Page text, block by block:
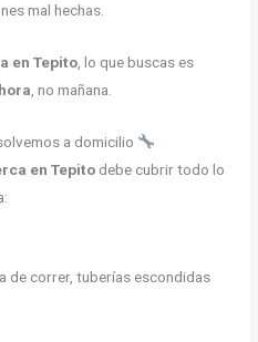
mal hechas.
en Tepito , lo que buscas es
, no mañana.
a domicilio
en Tepito debe cubrir todo lo
de correr, tuberías escondidas